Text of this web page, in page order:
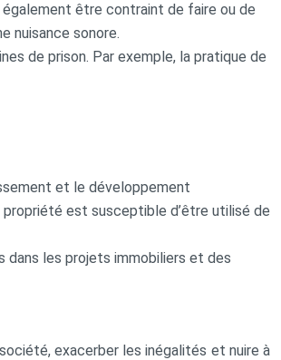
être contraint de faire ou de
nuisance sonore.
de prison. Par exemple, la pratique de
et le développement
propriété est susceptible d’être utilisé de
dans les projets immobiliers et des
exacerber les inégalités et nuire à